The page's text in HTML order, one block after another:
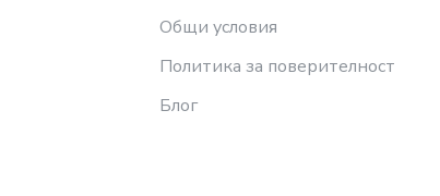
Общи условия
Политика за поверителност
Блог